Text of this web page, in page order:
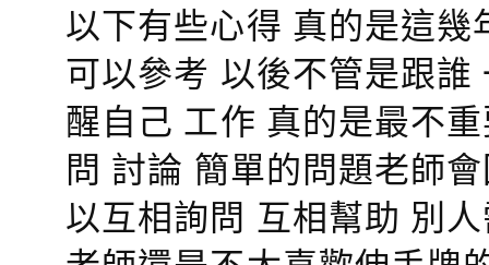
以下有些心得 真的是這
可以參考 以後不管是跟
醒自己 工作 真的是最不
問 討論 簡單的問題老師
以互相詢問 互相幫助 別